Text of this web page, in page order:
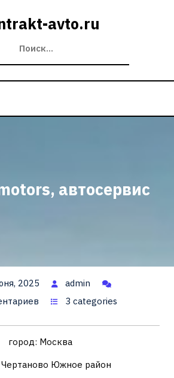
avto.ru
автосервис
2025
admin
3 categories
город: Москва
Чертаново Южное район